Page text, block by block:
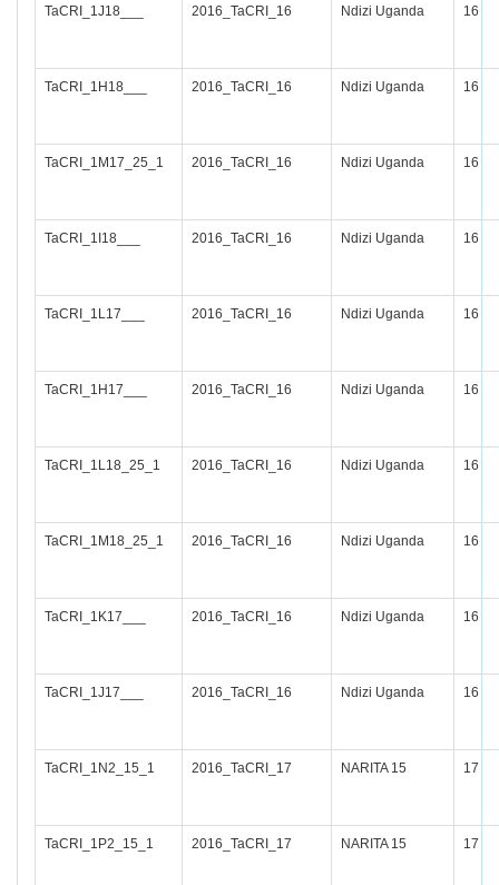
TaCRI_1J18___ 2016_TaCRI_16 Ndizi Uganda 16
TaCRI_1H18___ 2016_TaCRI_16 Ndizi Uganda 16
TaCRI_1M17_25_1 2016_TaCRI_16 Ndizi Uganda 16
TaCRI_1I18___ 2016_TaCRI_16 Ndizi Uganda 16
TaCRI_1L17___ 2016_TaCRI_16 Ndizi Uganda 16
TaCRI_1H17___ 2016_TaCRI_16 Ndizi Uganda 16
TaCRI_1L18_25_1 2016_TaCRI_16 Ndizi Uganda 16
TaCRI_1M18_25_1 2016_TaCRI_16 Ndizi Uganda 16
TaCRI_1K17___ 2016_TaCRI_16 Ndizi Uganda 16
TaCRI_1J17___ 2016_TaCRI_16 Ndizi Uganda 16
TaCRI_1N2_15_1 2016_TaCRI_17 NARITA 15 17
TaCRI_1P2_15_1 2016_TaCRI_17 NARITA 15 17